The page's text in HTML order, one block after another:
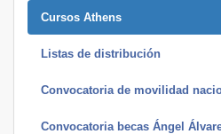
Cursos Athens
Listas de distribución
Convocatoria de movilidad
Convocatoria becas Ángel